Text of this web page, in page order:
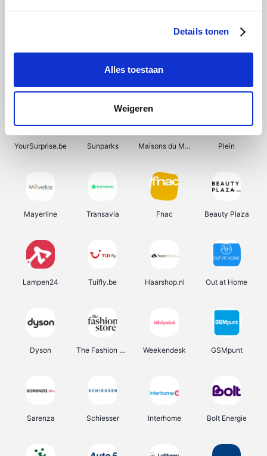
Details tonen
Alles toestaan
Weigeren
Shein Bergfreunde Pazzox Smartwatchbanden
YourSurprise.be Sunparks Maisons du Monde Plein
Mayerline Transavia Fnac Beauty Plaza
Lampen24 Tuifly.be Haarshop.nl Out at Home
Dyson The Fashion Store Weekendesk GSMpunt
Sarenza Schiesser Interhome Bolt Energie